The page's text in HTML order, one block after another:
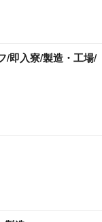
/即入寮/製造・工場/